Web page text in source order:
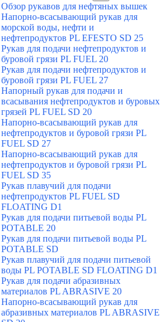
Обзор рукавов для нефтяных вышек
Напорно-всасывающий рукав для
морской воды, нефти и
нефтепродуктов PL EFESTO SD 25
Рукав для подачи нефтепродуктов и
буровой грязи PL FUEL 20
Рукав для подачи нефтепродуктов и
буровой грязи PL FUEL 27
Напорный рукав для подачи и
всасывания нефтепродуктов и буровых
грязей PL FUEL SD 20
Напорно-всасывающий рукав для
нефтепродуктов и буровой грязи PL
FUEL SD 27
Напорно-всасывающий рукав для
нефтепродуктов и буровой грязи PL
FUEL SD 35
Рукав плавучий для подачи
нефтепродуктов PL FUEL SD
FLOATING D1
Рукав для подачи питьевой воды PL
POTABLE 20
Рукав для подачи питьевой воды PL
POTABLE SD
Рукав плавучий для подачи питьевой
воды PL POTABLE SD FLOATING D1
Рукав для подачи абразивных
материалов PL ABRASIVE 20
Напорно-всасывающий рукав для
абразивных материалов PL ABRASIVE